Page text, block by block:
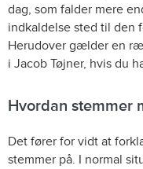
dag, som falder mere
indkaldelse sted til den
Herudover gælder en
i Jacob Tøjner, hvis du
Hvordan stemmer
Det fører for vidt at
stemmer på. I normal